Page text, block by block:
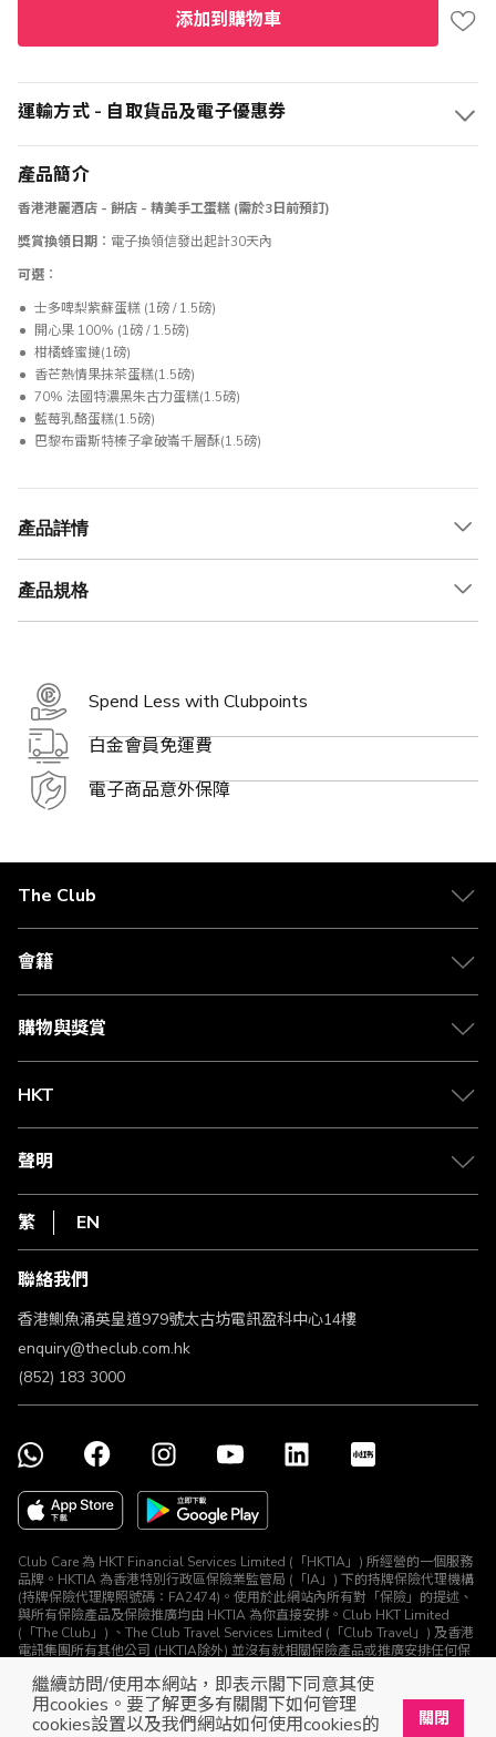
繼續訪問/使用本網站，即表示閣下同意其使
用cookies。要了解更多有關閣下如何管理
cookies設置以及我們網站如何使用cookies的
關閉
添加到購物車
運輸方式 - 自取貨品及電子優惠券
產品簡介
香港港麗酒店 - 餅店 - 精美手工蛋糕 (需於3日前預訂)
獎賞換領日期︰ 電子換領信發出起計30天內
可選︰
士多啤梨紫蘇蛋糕 (1磅 / 1.5磅)
開心果 100% (1磅 / 1.5磅)
柑橘蜂蜜撻(1磅)
香芒熱情果抹茶蛋糕(1.5磅)
70% 法國特濃黑朱古力蛋糕(1.5磅)
藍莓乳酪蛋糕(1.5磅)
巴黎布雷斯特榛子拿破崙千層酥(1.5磅)
產品詳情
產品規格
Spend Less with Clubpoints
白金會員免運費
電子商品意外保障
The Club
關於 The Club
合作夥伴
媒體中心
會籍
會籍及專屬禮遇
賺取積分
購物與獎賞
物流與配送
Club Shopping 商品領取站
常見問題
HKT
csl.
1010
HKT
聲明
私隱聲明
使用條款
條款及細則
不歧視及不騷擾聲明
認可牌照及通告
繁 EN
聯絡我們
香港鰂魚涌英皇道979號太古坊電訊盈科中心14樓
enquiry@theclub.com.hk
(852) 183 3000
Club Care 為 HKT Financial Services Limited (「HKTIA」) 所經營的一個服務
品牌。HKTIA 為香港特別行政區保險業監管局 (「IA」) 下的持牌保險代理機構
(持牌保險代理牌照號碼：FA2474)。使用於此網站內所有對「保險」的提述、
與所有保險產品及保險推廣均由 HKTIA 為你直接安排。Club HKT Limited
(「The Club」) 、The Club Travel Services Limited (「Club Travel」) 及香港
電訊集團所有其他公司 (HKTIA除外) 並沒有就相關保險產品或推廣安排任何保
© The Club 2026. 保留所有權利
立即下載The Club手機app